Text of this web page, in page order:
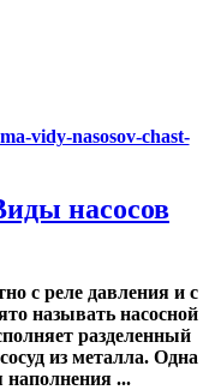
насосов
с реле давления и с
называть насосной
разделенный
из металла. Одна
наполнения ...